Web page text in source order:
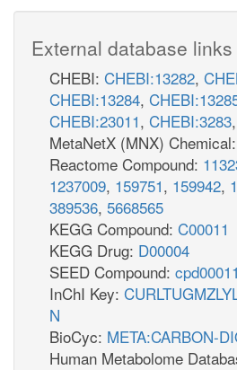
External database links
CHEBI: CHEBI:13282,
CHEBI:13284,
CHEBI:23011, CHEBI:3283,
MetaNetX (MNX) Chemical:
Reactome Compound:
1237009, 159751, 159942,
389536, 5668565
KEGG Compound: C00011
KEGG Drug: D00004
SEED Compound: cpd00011
InChI Key:
N
BioCyc: META:CARBON-
Human Metabolome